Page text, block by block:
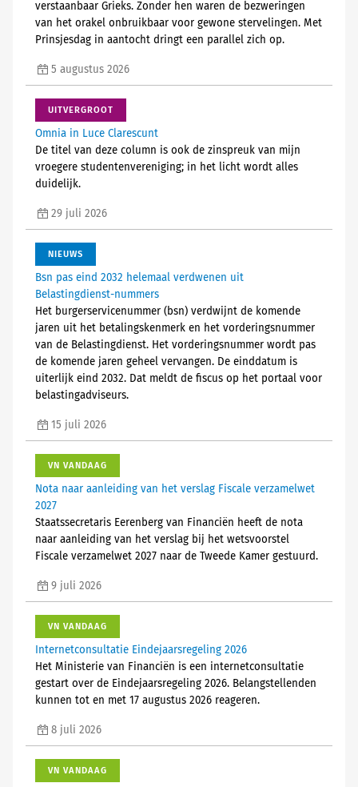
verstaanbaar Grieks. Zonder hen waren de bezweringen
van het orakel onbruikbaar voor gewone stervelingen. Met
Prinsjesdag in aantocht dringt een parallel zich op.
5 augustus 2026
UITVERGROOT
Omnia in Luce Clarescunt
De titel van deze column is ook de zinspreuk van mijn
vroegere studentenvereniging; in het licht wordt alles
duidelijk.
29 juli 2026
NIEUWS
Bsn pas eind 2032 helemaal verdwenen uit
Belastingdienst-nummers
Het burgerservicenummer (bsn) verdwijnt de komende
jaren uit het betalingskenmerk en het vorderingsnummer
van de Belastingdienst. Het vorderingsnummer wordt pas
de komende jaren geheel vervangen. De einddatum is
uiterlijk eind 2032. Dat meldt de fiscus op het portaal voor
belastingadviseurs.
15 juli 2026
VN VANDAAG
Nota naar aanleiding van het verslag Fiscale verzamelwet
2027
Staatssecretaris Eerenberg van Financiën heeft de nota
naar aanleiding van het verslag bij het wetsvoorstel
Fiscale verzamelwet 2027 naar de Tweede Kamer gestuurd.
9 juli 2026
VN VANDAAG
Internetconsultatie Eindejaarsregeling 2026
Het Ministerie van Financiën is een internetconsultatie
gestart over de Eindejaarsregeling 2026. Belangstellenden
kunnen tot en met 17 augustus 2026 reageren.
8 juli 2026
VN VANDAAG